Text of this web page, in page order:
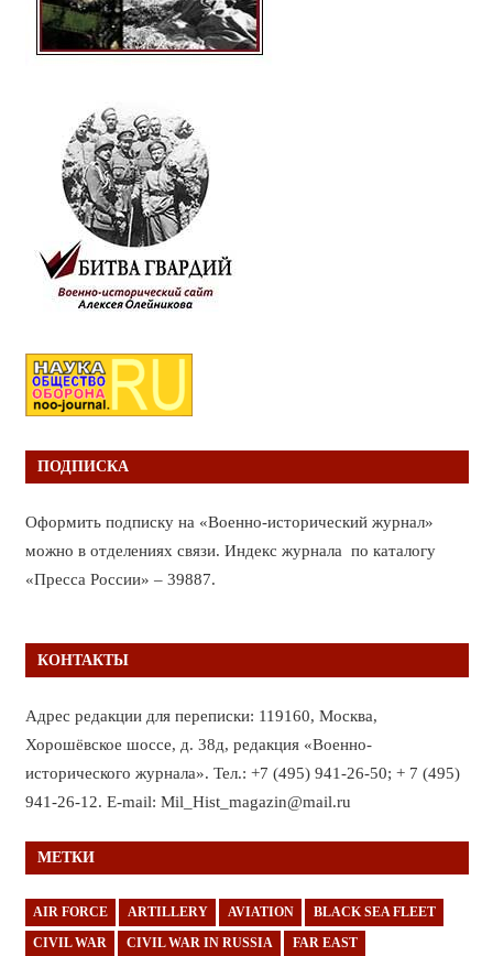
ПОДПИСКА
Оформить подписку на «Военно-исторический журнал»
можно в отделениях связи. Индекс журнала по каталогу
«Пресса России» – 39887.
КОНТАКТЫ
Адрес редакции для переписки: 119160, Москва,
Хорошёвское шоссе, д. 38д, редакция «Военно-
исторического журнала». Тел.: +7 (495) 941-26-50; + 7 (495)
941-26-12. E-mail: Mil_Hist_magazin@mail.ru
МЕТКИ
AIR FORCE ARTILLERY AVIATION BLACK SEA FLEET
CIVIL WAR CIVIL WAR IN RUSSIA FAR EAST